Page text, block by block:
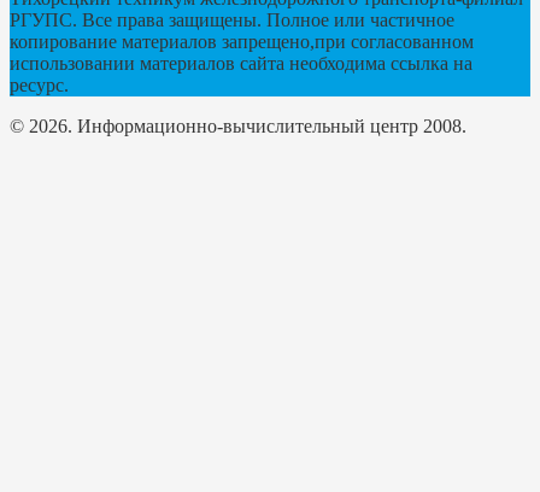
РГУПС. Все права защищены. Полное или частичное
копирование материалов запрещено,при согласованном
использовании материалов сайта необходима ссылка на
ресурс.
© 2026. Информационно-вычислительный центр 2008.